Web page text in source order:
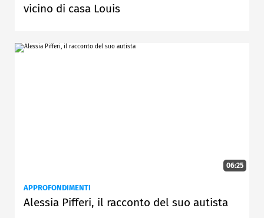
vicino di casa Louis
06:25
APPROFONDIMENTI
Alessia Pifferi, il racconto del suo autista